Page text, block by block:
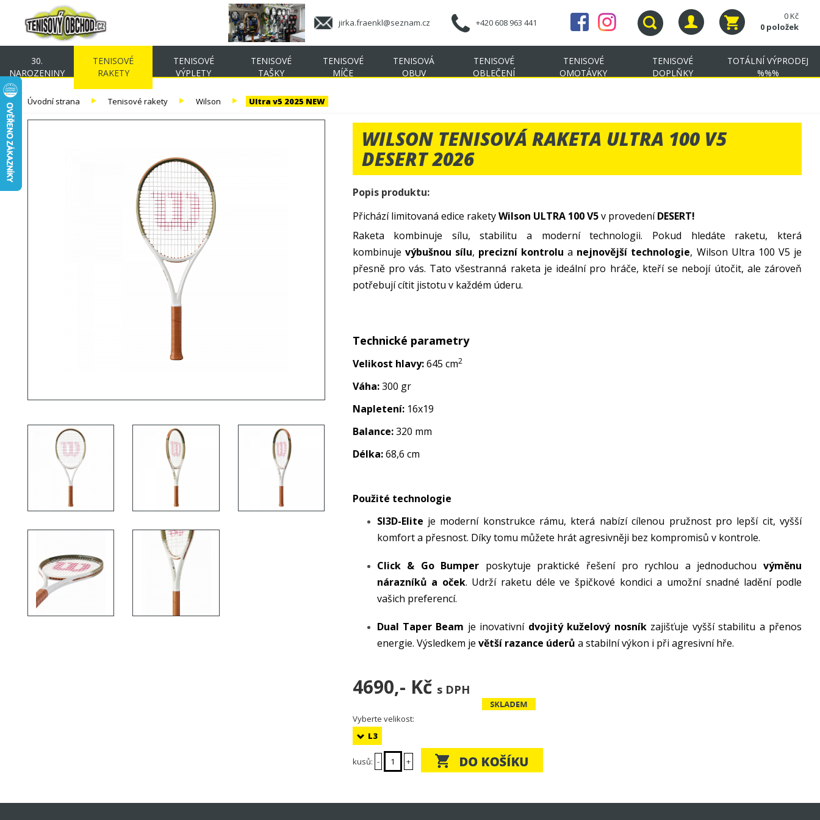
jirka.fraenkl@seznam.cz +420 608 963 441
0 Kč
0 položek
30.
NAROZENINY
TENISOVÉ
RAKETY
TENISOVÉ
VÝPLETY
TENISOVÉ
TAŠKY
TENISOVÉ
MÍČE
TENISOVÁ
OBUV
TENISOVÉ
OBLEČENÍ
TENISOVÉ
OMOTÁVKY
TENISOVÉ
DOPLŇKY
TOTÁLNÍ VÝPRODEJ
%%%
Úvodní strana Tenisové rakety Wilson Ultra v5 2025 NEW
WILSON TENISOVÁ RAKETA ULTRA 100 V5
DESERT 2026
Popis produktu:
Přichází limitovaná edice raketyWilson ULTRA 100 V5v provedeníDESERT!
Raketa kombinuje sílu, stabilitu a moderní technologii. Pokud hledáte raketu, která
kombinuje výbušnou sílu, precizní kontrolu a nejnovější technologie, Wilson Ultra 100 V5 je
přesně pro vás. Tato všestranná raketa je ideální pro hráče, kteří se nebojí útočit, ale zároveň
potřebují cítit jistotu v každém úderu.
Technické parametry
Velikost hlavy:645 cm2
Váha:300 gr
Napletení: 16x19
Balance:320 mm
Délka:68,6 cm
Použité technologie
SI3D-Elite je moderní konstrukce rámu, která nabízí cílenou pružnost pro lepší cit, vyšší
komfort a přesnost. Díky tomu můžete hrát agresivněji bez kompromisů v kontrole.
Click & Go Bumper poskytuje praktické řešení pro rychlou a jednoduchouvýměnu
nárazníků a oček. Udrží raketu déle ve špičkové kondici a umožní snadné ladění podle
vašich preferencí.
Dual Taper Beam je inovativní dvojitý kuželový nosníkzajišťuje vyšší stabilitu a přenos
energie. Výsledkem je větší razance úderů a stabilní výkon i při agresivní hře.
4690,- Kč s DPH
Vyberte velikost:
L3
kusů: - +